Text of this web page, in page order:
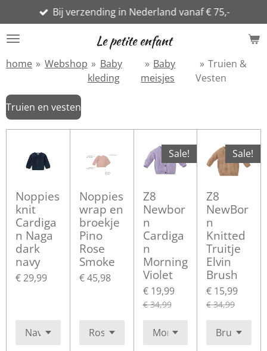
direct
naar
hoofdinhoud
Le petite enfant
Bij verzending in Nederland vanaf € 75,-
home » Webshop » Baby
kleding
» Baby
meisjes
» Truien &
Vesten
Truien en vesten
Noppies
knit
Cardiga
n Naga
dark
navy
€ 29,99
Noppies
wrap en
broekje
Pino
Rose
Smoke
€ 45,98
Sale!
Z8
Newbor
n
Cardiga
n
Morning
Violet
€ 19,99
€ 34,99
Sale!
Z8
NewBor
n
Knitted
Truitje
Elvin
Brush
€ 15,99
€ 34,99